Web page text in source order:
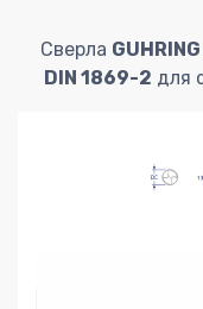
Сверла GUHRING
DIN 1869-2 для